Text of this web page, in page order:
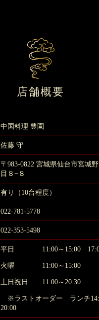
店舗概要
中国料理 豊園
佐藤 守
〒983-0822 宮城県仙台市宮城
目８−８
有り（10台程度）
022-781-5778
022-353-5498
平日 11:00～15:00 17:00
火曜 11:00～15:00
土日祝日 11:00～20:30
※ラストオーダー ランチ
20:00